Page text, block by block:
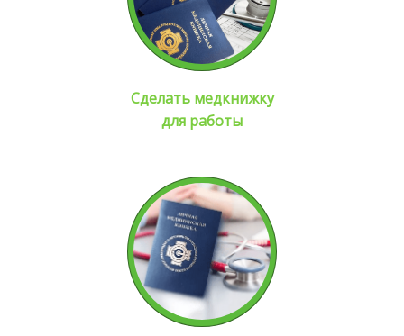
Сделать медкнижку
для работы